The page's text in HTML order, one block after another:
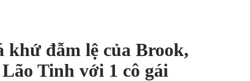
khứ đẫm lệ của Brook,
Tinh với 1 cô gái